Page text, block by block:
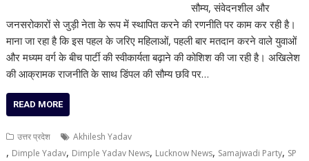
सौम्य, संवेदनशील और
जनसरोकारों से जुड़ी नेता के रूप में स्थापित करने की रणनीति पर काम कर रही है।
माना जा रहा है कि इस पहल के जरिए महिलाओं, पहली बार मतदान करने वाले युवाओं
और मध्यम वर्ग के बीच पार्टी की स्वीकार्यता बढ़ाने की कोशिश की जा रही है। अखिलेश
की आक्रामक राजनीति के साथ डिंपल की सौम्य छवि पर…
READ MORE
उत्तर प्रदेश Akhilesh Yadav
, Dimple Yadav, Dimple Yadav News, Lucknow News, Samajwadi Party, SP